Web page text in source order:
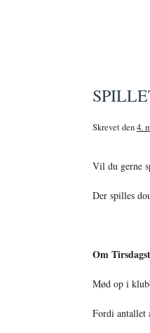
Skrevet den4.
Vil du gerne
Der spilles
Om
Mød op i
Fordi antallet